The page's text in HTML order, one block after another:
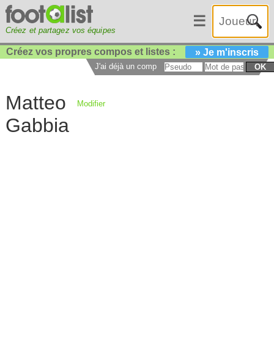
Créez et partagez vos équipes
☰
Créez vos propres compos et listes : » Je m'inscris
J'ai déjà un compte : OK
Matteo
Gabbia
Modifier